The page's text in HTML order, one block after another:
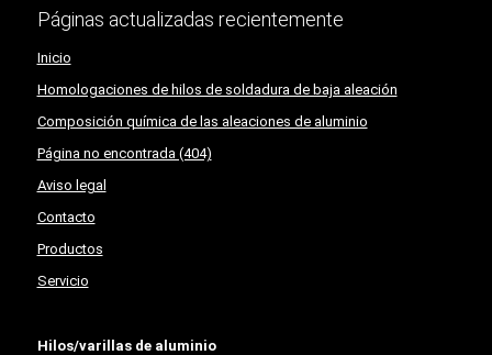
Páginas actualizadas recientemente
Inicio
Homologaciones de hilos de soldadura de baja aleación
Composición química de las aleaciones de aluminio
Página no encontrada (404)
Aviso legal
Contacto
Productos
Servicio
Hilos/varillas de aluminio